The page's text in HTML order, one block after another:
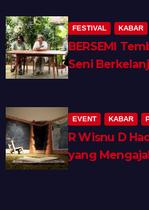
FESTIVAL KABAR
BERSEMI
Seni
EVENT KABAR
R Wisnu D
yang